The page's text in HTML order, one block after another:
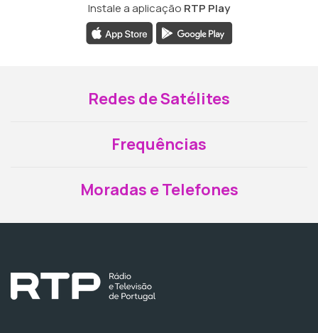
Instale a aplicação RTP Play
Redes de Satélites
Frequências
Moradas e Telefones